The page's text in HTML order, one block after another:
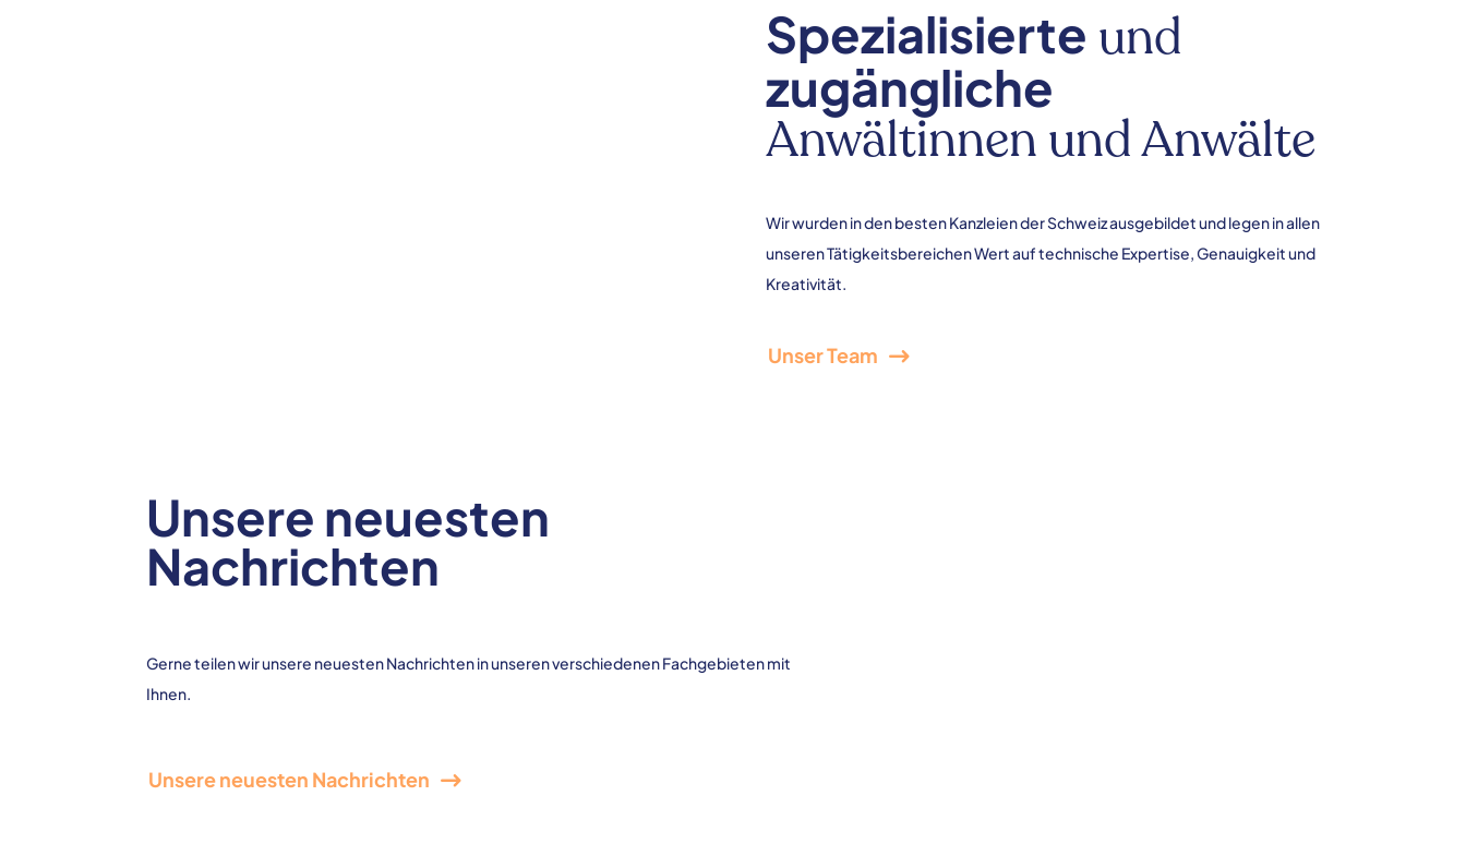
Spezialisierte und
zugängliche
Anwältinnen und Anwälte
Wir wurden in den besten Kanzleien der Schweiz ausgebildet und legen in allen
unseren Tätigkeitsbereichen Wert auf technische Expertise, Genauigkeit und
Kreativität.
Unser Team
Unsere neuesten
Nachrichten
Gerne teilen wir unsere neuesten Nachrichten in unseren verschiedenen Fachgebieten mit
Ihnen.
Unsere neuesten Nachrichten